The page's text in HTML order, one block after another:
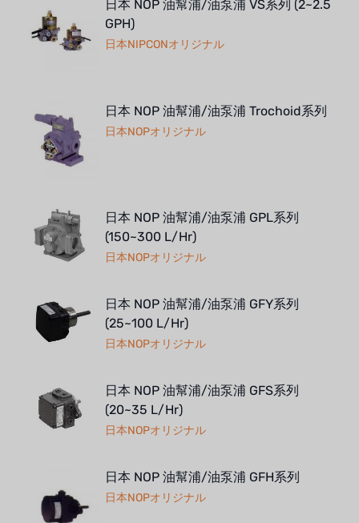
日本 NOP 油幫浦/油泵浦 VS系列 (2~2.5
GPH)
日本NIPCONオリジナル
日本 NOP 油幫浦/油泵浦 Trochoid系列
日本NOPオリジナル
日本 NOP 油幫浦/油泵浦 GPL系列
(150~300 L/Hr)
日本NOPオリジナル
日本 NOP 油幫浦/油泵浦 GFY系列
(25~100 L/Hr)
日本NOPオリジナル
日本 NOP 油幫浦/油泵浦 GFS系列
(20~35 L/Hr)
日本NOPオリジナル
日本 NOP 油幫浦/油泵浦 GFH系列
日本NOPオリジナル